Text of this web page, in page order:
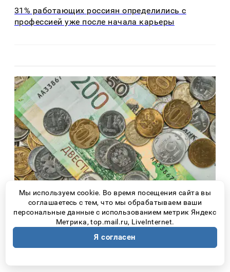
31% работающих россиян определились с
профессией уже после начала карьеры
Новости Самары 3 дня назад
Житель Самары 10 лет получал пенсию
по поддельным документам об
инвалидности
Мы используем cookie. Во время посещения сайта вы
соглашаетесь с тем, что мы обрабатываем ваши
персональные данные с использованием метрик Яндекс
Метрика, top.mail.ru, LiveInternet.
Я согласен